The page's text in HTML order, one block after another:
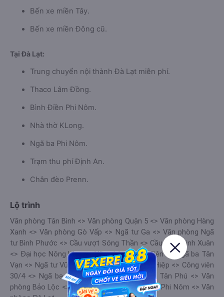
Bến xe miền Tây.
Bến xe miền Đông cũ.
Tại Đà Lạt:
Trung chuyển nội thành Đà Lạt miễn phí.
Thaco Lâm Đồng.
Bình Điền Phi Nôm.
Nhà thờ KLong.
Ngã ba Phi Nôm.
Trạm thu phí Định An.
Chân đèo Prenn.
Lộ trình
Văn phòng Tân Bình <> Văn phòng Quận 5 <> Văn phòng Hàng
Xanh <> Văn phòng Gò Vấp <> Ngã tư Ga <> Văn phòng Ngã
tư Bình Phước <> Cầu vượt Sóng Thần <> Cầu vượt Linh Xuân
<> Đại học Nông Lâm <> Văn phòng Suối Tiên <> Ngã ba Tân
Vạn <> Ngã tư Vũng Tàu <> Công viên Tam Hiệp <> Công viên
30/4 <> Ngã ba Dầu Giây <> Định Quán <> Tân Phú <> Văn
phòng Bảo Lộc <> Bảo Lâm <> Đức Trọng <> Phi Nôm <> Văn